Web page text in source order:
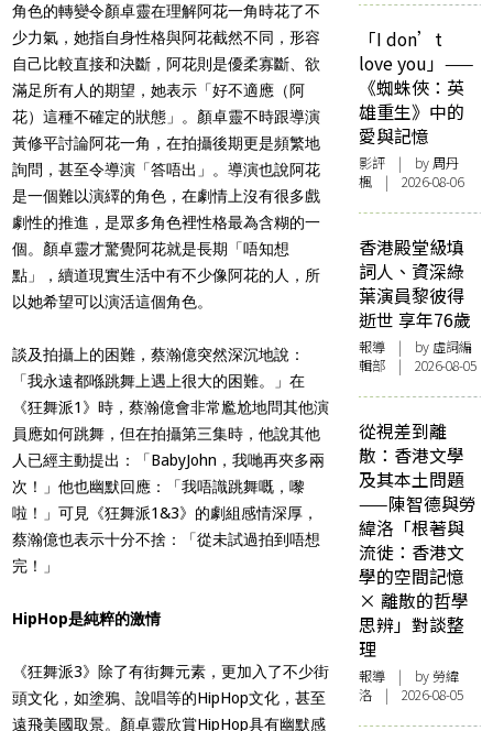
角色的轉變令顏卓靈在理解阿花一角時花了不
少力氣，她指自身性格與阿花截然不同，形容
自己比較直接和決斷，阿花則是優柔寡斷、欲
滿足所有人的期望，她表示「好不適應（阿
花）這種不確定的狀態」。顏卓靈不時跟導演
黃修平討論阿花一角，在拍攝後期更是頻繁地
詢問，甚至令導演「答唔出」。導演也說阿花
是一個難以演繹的角色，在劇情上沒有很多戲
劇性的推進，是眾多角色裡性格最為含糊的一
個。顏卓靈才驚覺阿花就是長期「唔知想
點」，續道現實生活中有不少像阿花的人，所
以她希望可以演活這個角色。
談及拍攝上的困難，蔡瀚億突然深沉地說：
「我永遠都喺跳舞上遇上很大的困難。」在
《狂舞派1》時，蔡瀚億會非常尷尬地問其他演
員應如何跳舞，但在拍攝第三集時，他說其他
人已經主動提出 ：「BabyJohn，我哋再夾多兩
次！」他也幽默回應：「我唔識跳舞嘅，嚟
啦！」可見《狂舞派1&3》的劇組感情深厚，
蔡瀚億也表示十分不捨：「從未試過拍到唔想
完！」
HipHop是純粹的激情
《狂舞派3》除了有街舞元素，更加入了不少街
頭文化，如塗鴉、說唱等的HipHop文化，甚至
遠飛美國取景。顏卓靈欣賞HipHop具有幽默感
「I don’t
love you」——
《蜘蛛俠：英
雄重生》中的
愛與記憶
影評 | by周丹
楓 | 2026-08-06
香港殿堂級填
詞人、資深綠
葉演員黎彼得
逝世 享年76歲
報導 | by 虛詞編
輯部 | 2026-08-05
從視差到離
散：香港文學
及其本土問題
——陳智德與勞
緯洛「根著與
流徙：香港文
學的空間記憶
× 離散的哲學
思辨」對談整
理
報導 | by 勞緯
洛 | 2026-08-05